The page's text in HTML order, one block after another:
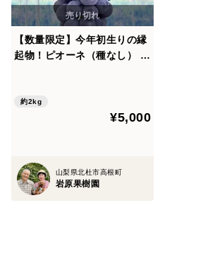
【数量限定】今年初生りの縁
起物！ピオーネ（種なし） 約
約2kg
¥5,000
山梨県北杜市高根町
岩原果樹園